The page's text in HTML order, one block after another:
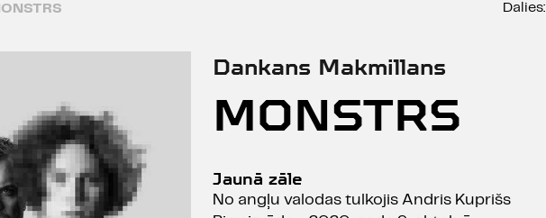
Dalies:
Dankans Makmillans
MONSTRS
Jaunā zāle
No angļu valodas tulkojis Andris Kuprišs